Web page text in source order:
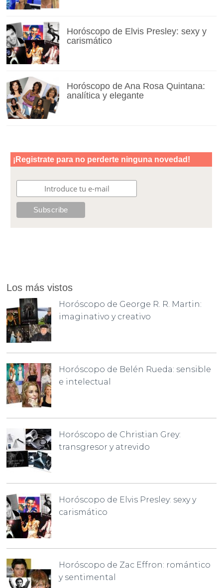
Horóscopo de Elvis Presley: sexy y
carismático
Horóscopo de Ana Rosa Quintana:
analítica y elegante
Los más vistos
Horóscopo de George R. R. Martin:
imaginativo y creativo
Horóscopo de Belén Rueda: sensible
e intelectual
Horóscopo de Christian Grey:
transgresor y atrevido
Horóscopo de Elvis Presley: sexy y
carismático
Horóscopo de Zac Effron: romántico
y sentimental